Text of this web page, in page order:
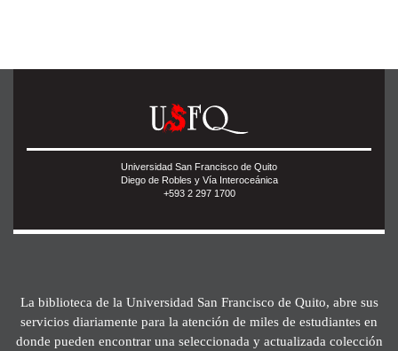
Universidad San Francisco de Quito
Diego de Robles y Vía Interoceánica
+593 2 297 1700
La biblioteca de la Universidad San Francisco de Quito, abre sus
servicios diariamente para la atención de miles de estudiantes en
donde pueden encontrar una seleccionada y actualizada colección